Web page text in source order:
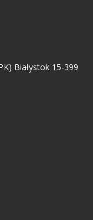
Białystok 15-399